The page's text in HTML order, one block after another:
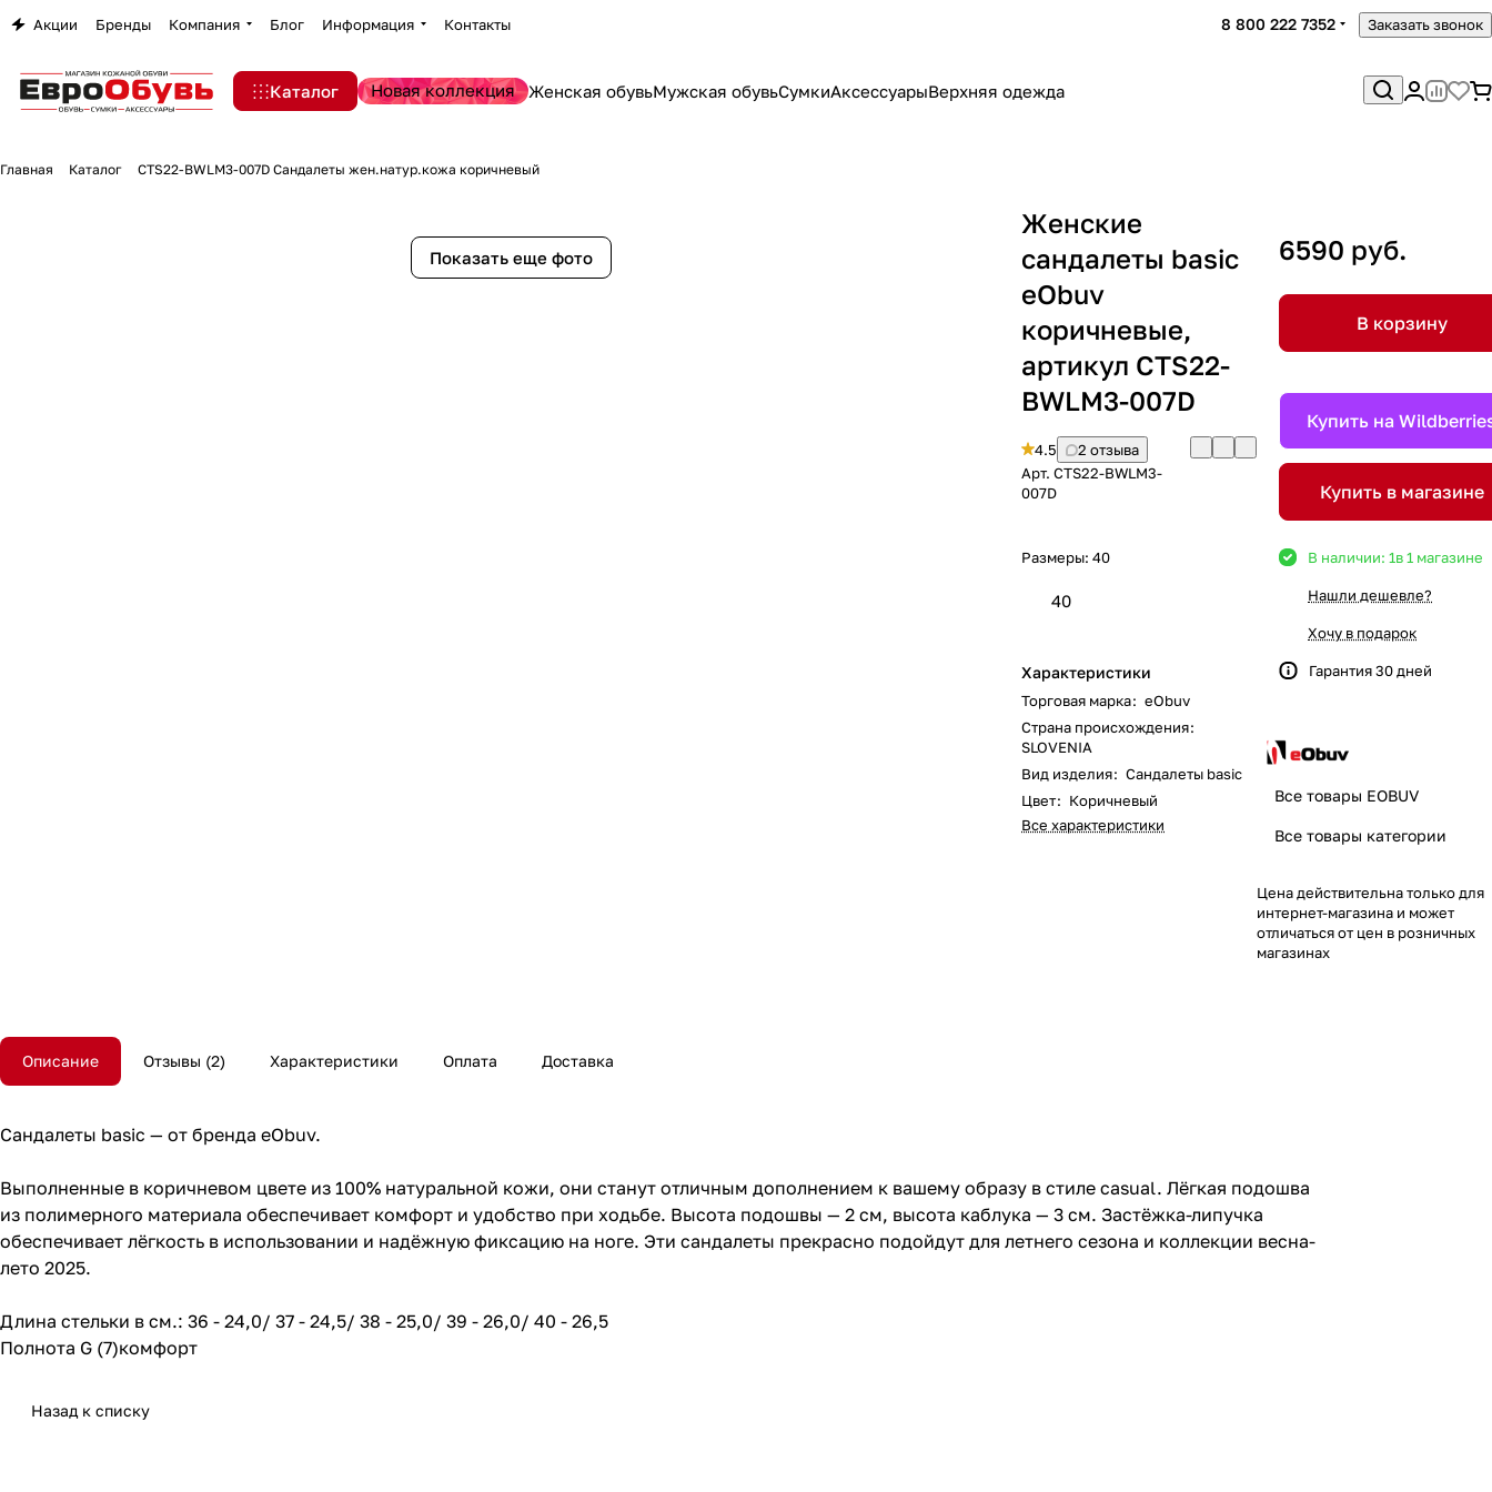
Акции Бренды Компания Блог Информация Контакты 8 800 222 7352 Заказать звонок
Каталог Новая коллекция Женская обувьМужская обувьСумкиАксессуарыВерхняя одежда
Главная Каталог CTS22-BWLM3-007D Сандалеты жен.натур.кожа коричневый
Показать еще фото
Женские
сандалеты basic
eObuv
коричневые,
артикул CTS22-
BWLM3-007D
4.5
2 отзыва
Арт. CTS22-BWLM3-
007D
Размеры: 40
40
Характеристики
Торговая марка: eObuv
Страна происхождения:
SLOVENIA
Вид изделия: Сандалеты basic
Цвет: Коричневый
Все характеристики
6590 руб.
В корзину
Купить на
Купить в магазине
В наличии: 1в 1 магазине
Нашли дешевле?
Хочу в подарок
Гарантия 30 дней
Все товары EOBUV
Все товары категории
Цена действительна только для
интернет-магазина и может
отличаться от цен в розничных
магазинах
Описание Отзывы 2 Характеристики Оплата Доставка
Сандалеты basic — от бренда eObuv.
Выполненные в коричневом цвете из 100% натуральной кожи, они станут отличным дополнением к вашему образу в стиле casual. Лёгкая подошва
из полимерного материала обеспечивает комфорт и удобство при ходьбе. Высота подошвы — 2 см, высота каблука — 3 см. Застёжка-липучка
обеспечивает лёгкость в использовании и надёжную фиксацию на ноге. Эти сандалеты прекрасно подойдут для летнего сезона и коллекции весна-
лето 2025.
Длина стельки в см.: 36 - 24,0/ 37 - 24,5/ 38 - 25,0/ 39 - 26,0/ 40 - 26,5
Полнота G (7)комфорт
Назад к списку